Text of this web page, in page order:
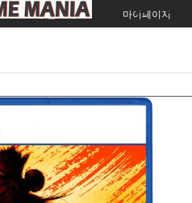
주문조회 마이페이지